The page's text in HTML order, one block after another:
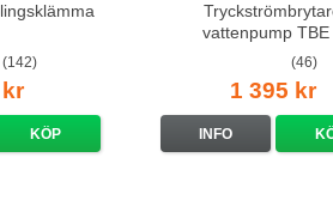
(142)
KÖP
vattenpump TBE
(46)
1 395 kr
INFO